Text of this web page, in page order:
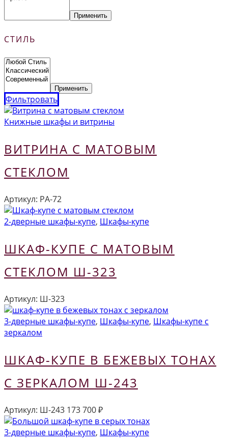
Применить
СТИЛЬ
Применить
Фильтровать
Книжные шкафы и витрины
ВИТРИНА С МАТОВЫМ
СТЕКЛОМ
Артикул: РА-72
2-дверные шкафы-купе, Шкафы-купе
ШКАФ-КУПЕ С МАТОВЫМ
СТЕКЛОМ Ш-323
Артикул: Ш-323
3-дверные шкафы-купе, Шкафы-купе, Шкафы-купе с
зеркалом
ШКАФ-КУПЕ В БЕЖЕВЫХ ТОНАХ
С ЗЕРКАЛОМ Ш-243
Артикул: Ш-243 173 700₽
3-дверные шкафы-купе, Шкафы-купе